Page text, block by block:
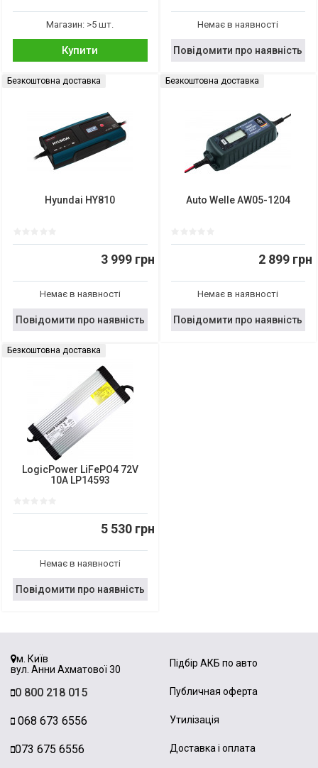
Магазин: >5 шт.
Купити
Немає в наявності
Повідомити про наявність
Безкоштовна доставка
Hyundai HY810
3 999 грн
Немає в наявності
Повідомити про наявність
Безкоштовна доставка
Auto Welle AW05-1204
2 899 грн
Немає в наявності
Повідомити про наявність
Безкоштовна доставка
LogicPower LiFePO4 72V
10A LP14593
5 530 грн
Немає в наявності
Повідомити про наявність
м. Київ
вул. Анни Ахматової 30
0 800 218 015
068 673 6556
073 675 6556
Підбір АКБ по авто
Публичная оферта
Утилізація
Доставка і оплата